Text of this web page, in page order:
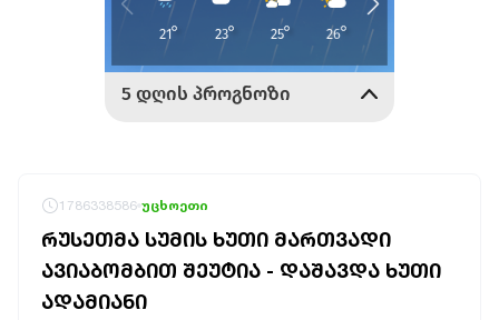
1786338586 უცხოეთი
ᲠᲣᲡᲔᲗᲛᲐ ᲡᲣᲛᲘᲡ ᲮᲣᲗᲘ ᲛᲐᲠᲗᲕᲐᲓᲘ
ᲐᲕᲘᲐᲑᲝᲛᲑᲘᲗ ᲨᲔᲣᲢᲘᲐ - ᲓᲐᲨᲐᲕᲓᲐ ᲮᲣᲗᲘ
ᲐᲓᲐᲛᲘᲐᲜᲘ